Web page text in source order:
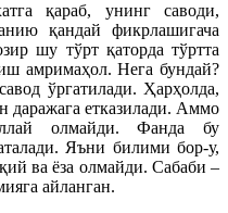
қараб, унинг саводи,
қандай фикрлашигача
шу тўрт қаторда тўртта
амримаҳол. Нега бундай?
ўргатилади. Ҳарҳолда,
даражага етказилади. Аммо
олмайди. Фанда бу
Яъни билими бор-у,
ва ёза олмайди. Сабаби –
айланган.